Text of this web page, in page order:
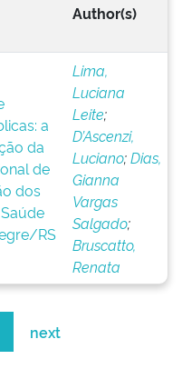
Author(s)
a
da
de
dos
RS
Lima,
Luciana
Leite;
D’Ascenzi,
Luciano;Dias,
Gianna
Vargas
Salgado;
Bruscatto,
Renata
next